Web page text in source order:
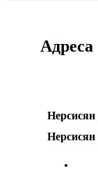
Адреса
Нерсисян
Нерсисян